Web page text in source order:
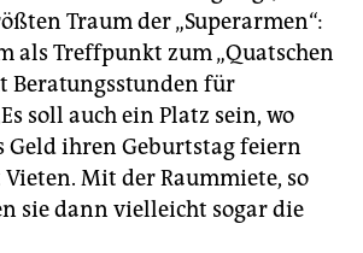
Traum der „Superarmen“:
als Treffpunkt zum „Quatschen
Beratungsstunden für
soll auch ein Platz sein, wo
Geld ihren Geburtstag feiern
Mit der Raummiete, so
sie dann vielleicht sogar die